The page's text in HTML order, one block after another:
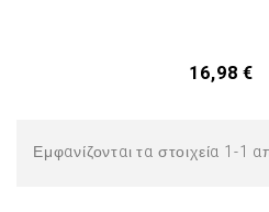
Τιμή
16,98 €
Εμφανίζονται τα στοιχεία 1-1